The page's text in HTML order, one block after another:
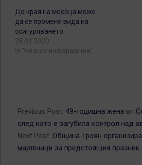
До края на месеца може
да се променя вида на
осигуряването
28.01.2020
In "Бизнес информация"
01-
24
Previous Post: 49-годишна жена от
след като е загубила контрол над
Next Post: Община Троян
мартеници за предстоящия празник